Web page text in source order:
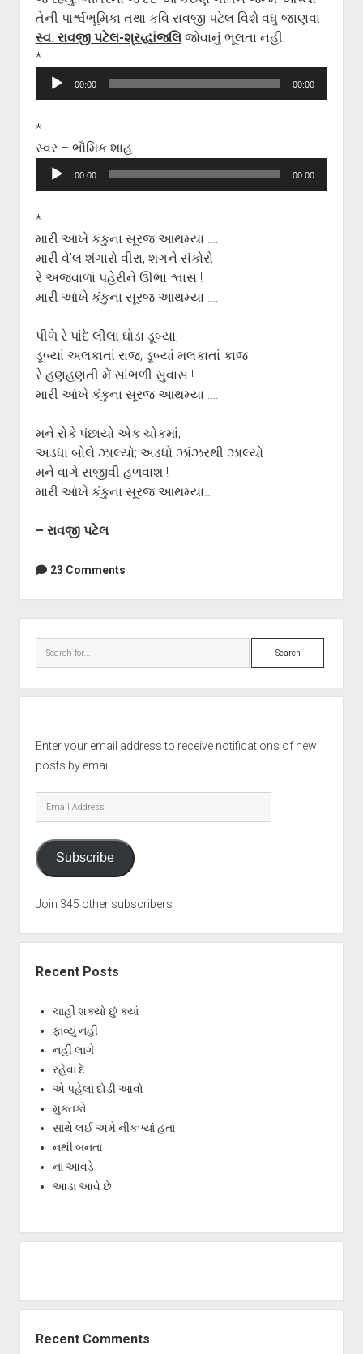
તેની પાર્શ્વભૂમિકા તથા કવિ રાવજી પટેલ વિશે વધુ જાણવા
સ્વ. રાવજી પટેલ-શ્રદ્ધાંજલિજોવાનું ભૂલતા નહીં.
*
Audio
00:00 00:00
*
સ્વર – ભૌમિક શાહ
Audio
00:00 00:00
*
મારી આંખે કંકુના સૂરજ આથમ્યા ….
મારી વે’લ શંગારો વીરા, શગને સંકોરો
રે અજવાળાં પહેરીને ઊભા શ્વાસ !
મારી આંખે કંકુના સૂરજ આથમ્યા ….
પીળે રે પાંદે લીલા ઘોડા ડૂબ્યા;
ડૂબ્યાં અલકાતાં રાજ, ડૂબ્યાં મલકાતાં કાજ
રે હણહણતી મેં સાંભળી સુવાસ !
મારી આંખે કંકુના સૂરજ આથમ્યા ….
મને રોકે પંછાયો એક ચોકમાં;
અડધા બોલે ઝાલ્યો; અડધો ઝાંઝરથી ઝાલ્યો
મને વાગે સજીવી હળવાશ !
મારી આંખે કંકુના સૂરજ આથમ્યા…
– રાવજી પટેલ
23 Comments
Search
Enter your email address to receive notifications of new
posts by email.
Email
Address
Subscribe
Join 345 other subscribers
Recent Posts
ચાહી શક્યો છું ક્યાં
ફાવ્યું નહીં
નહીં લાગે
રહેવા દે
એ પહેલાં દોડી આવો
મુક્તકો
સાથે લઈ અમે નીકળ્યાં હતાં
નથી બનતાં
ના આવડે
આડા આવે છે
Recent Comments